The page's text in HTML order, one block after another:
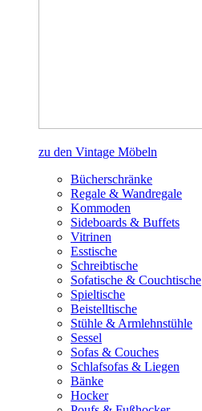
zu den Vintage Möbeln
Bücherschränke
Regale & Wandregale
Kommoden
Sideboards & Buffets
Vitrinen
Esstische
Schreibtische
Sofatische & Couchtische
Spieltische
Beistelltische
Stühle & Armlehnstühle
Sessel
Sofas & Couches
Schlafsofas & Liegen
Bänke
Hocker